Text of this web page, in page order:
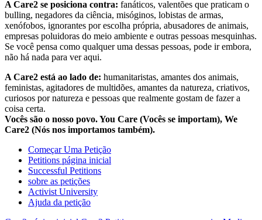
A Care2 se posiciona contra: fanáticos, valentões que praticam o
bulling, negadores da ciência, misóginos, lobistas de armas,
xenófobos, ignorantes por escolha própria, abusadores de animais,
empresas poluidoras do meio ambiente e outras pessoas mesquinhas.
Se você pensa como qualquer uma dessas pessoas, pode ir embora,
não há nada para ver aqui.
A Care2 está ao lado de: humanitaristas, amantes dos animais,
feministas, agitadores de multidões, amantes da natureza, criativos,
curiosos por natureza e pessoas que realmente gostam de fazer a
coisa certa.
Vocês são o nosso povo. You Care (Vocês se importam), We
Care2 (Nós nos importamos também).
Começar Uma Petição
Petitions página inicial
Successful Petitions
sobre as petições
Activist University
Ajuda da petição